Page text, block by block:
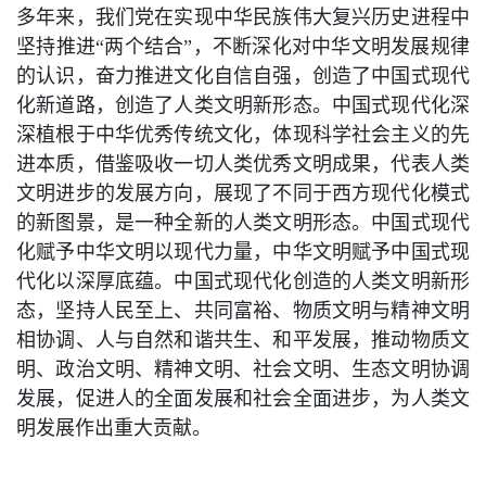
多年来，我们党在实现中华民族伟大复兴历史进程中
坚持推进“两个结合”，不断深化对中华文明发展规律
的认识，奋力推进文化自信自强，创造了中国式现代
化新道路，创造了人类文明新形态。中国式现代化深
深植根于中华优秀传统文化，体现科学社会主义的先
进本质，借鉴吸收一切人类优秀文明成果，代表人类
文明进步的发展方向，展现了不同于西方现代化模式
的新图景，是一种全新的人类文明形态。中国式现代
化赋予中华文明以现代力量，中华文明赋予中国式现
代化以深厚底蕴。中国式现代化创造的人类文明新形
态，坚持人民至上、共同富裕、物质文明与精神文明
相协调、人与自然和谐共生、和平发展，推动物质文
明、政治文明、精神文明、社会文明、生态文明协调
发展，促进人的全面发展和社会全面进步，为人类文
明发展作出重大贡献。